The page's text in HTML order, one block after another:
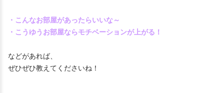
・こんなお部屋があったらいいな～
・こうゆうお部屋ならモチベーションが上がる！
などがあれば、
ぜひぜひ教えてくださいね！